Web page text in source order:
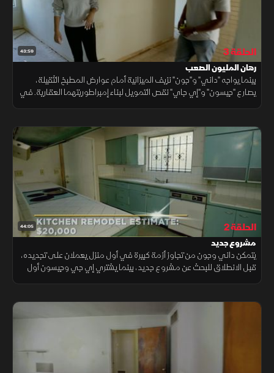
43:59 الحلقة 3
رهان المليون الصعب
بينما يواجه "داني" و"جون" نزيف الميزانية أمام عوارض المطبخ الثقيلة،
يصارع "جيسون" و"إي جاي" نقص التمويل لبناء إمبراطوريتهما العقارية. في
44:05 الحلقة 2
مشروع جديد
يتمكن داني وجون من تجاوز أزمة كبيرة في أول منزل يعملان على تجديده،
قبل الانطلاق للبحث عن مشروع جديد، بينما يشتري إي جي وجيسون أول